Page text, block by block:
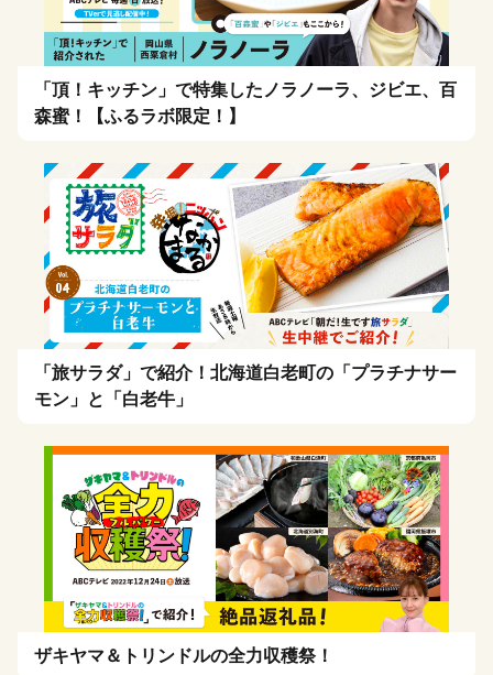
「頂！キッチン」で特集したノラノーラ、ジビエ、百
森蜜！【ふるラボ限定！】
「旅サラダ」で紹介！北海道白老町の「プラチナサー
モン」と「白老牛」
ザキヤマ＆トリンドルの全力収穫祭！